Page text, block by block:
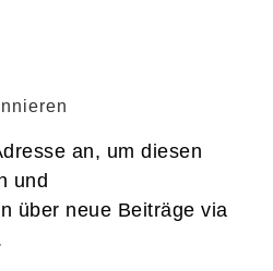
an, um diesen
und
über neue Beiträge via